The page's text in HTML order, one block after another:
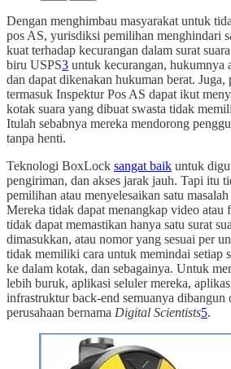
Dengan menghimbau masyarakat untuk
pos AS, yurisdiksi pemilihan menghindari
kuat terhadap kecurangan dalam surat
biru USPS3 untuk kecurangan, hukumnya
dan dapat dikenakan hukuman berat. Juga,
termasuk Inspektur Pos AS dapat ikut
kotak suara yang dibuat swasta tidak
Itulah sebabnya mereka mendorong
tanpa henti.
Teknologi BoxLock sangat baik untuk
pengiriman, dan akses jarak jauh. Tapi itu
pemilihan atau menyelesaikan satu
Mereka tidak dapat menangkap video atau
tidak dapat memastikan hanya satu surat
dimasukkan, atau nomor yang sesuai per
tidak memiliki cara untuk memindai setiap
ke dalam kotak, dan sebagainya. Untuk
lebih buruk, aplikasi seluler mereka,
infrastruktur back-end semuanya dibangun
perusahaan bernama Digital Scientists5.